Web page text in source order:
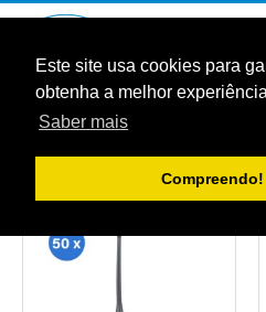
Este site usa cookies para
obtenha a melhor
Saber mais
Compreendo!
Conteúdo
Ordenar por